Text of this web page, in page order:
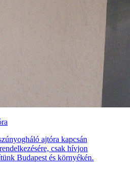
ajtóra kapcsán
csak hívjon
Budapest és környékén.